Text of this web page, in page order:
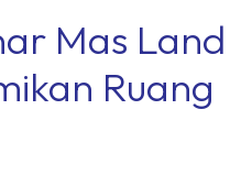
Mas Land
Ruang